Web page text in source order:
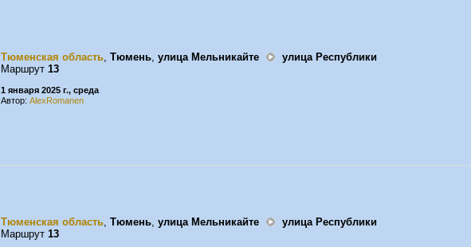
Тюменская область, Тюмень, улица Мельникайте
улица Республики
Маршрут 13
1 января 2025 г., среда
Автор: AlexRomanen
Тюменская область, Тюмень, улица Мельникайте
улица Республики
Маршрут 13